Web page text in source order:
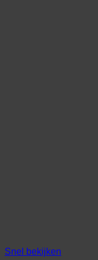
Snel bekijken